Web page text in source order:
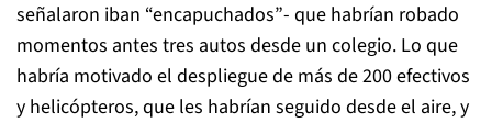
señalaron iban “encapuchados”- que habrían robado
momentos antes tres autos desde un colegio. Lo que
habría motivado el despliegue de más de 200 efectivos
y helicópteros, que les habrían seguido desde el aire, y